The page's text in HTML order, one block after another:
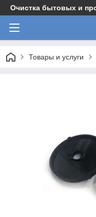
Очистка бытовых и
Товары и услуги